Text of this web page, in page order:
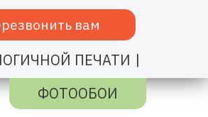
вам
ПЕЧАТИ |
ФОТООБОИ